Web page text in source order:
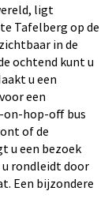
ligt
Tafelberg op de
in de
ochtend kunt u
u een
een
on-hop-off bus
of de
u een bezoek
u rondleidt door
Een bijzondere